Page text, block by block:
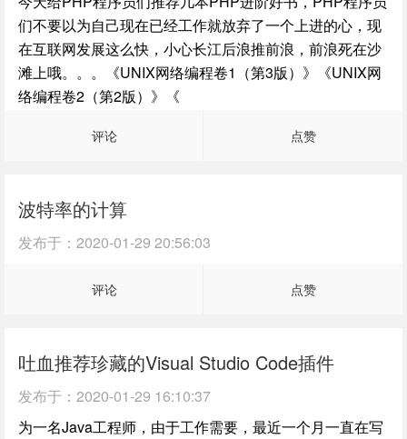
们不要以为自己现在已经工作就放弃了一个上进的心，现
在互联网发展这么快，小心长江后浪推前浪，前浪死在沙
滩上哦。。。《UNIX网络编程卷1（第3版）》《UNIX网
络编程卷2（第2版）》《
评论 点赞
波特率的计算
发布于： 2020-01-29 20:56:03
评论 点赞
吐血推荐珍藏的Visual Studio Code插件
发布于： 2020-01-29 16:10:37
为一名Java工程师，由于工作需要，最近一个月一直在写